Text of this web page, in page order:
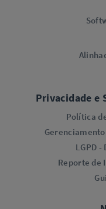
Privacidade e
Política
LGPD
Reporte de